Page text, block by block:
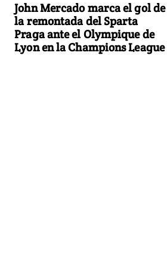
John Mercado marca el gol de
la remontada del Sparta
Praga ante el Olympique de
Lyon en la Champions League